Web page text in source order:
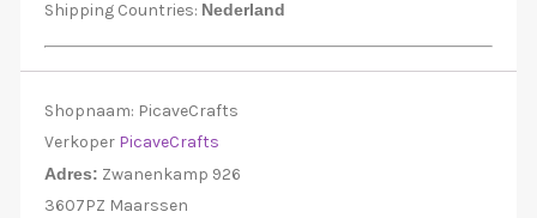
Shipping Countries: Nederland
Shopnaam: PicaveCrafts
Verkoper PicaveCrafts
Adres: Zwanenkamp 926
3607PZ Maarssen